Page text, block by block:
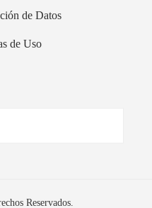
de Datos
de Uso
Reservados.